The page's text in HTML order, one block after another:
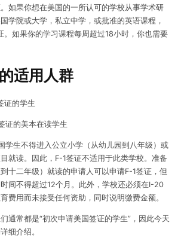
如果你想在美国的一所认可的学校从事学术研
学院或大学，私立中学，或批准的英语课程，
。如果你的学习课程每周超过18小时，你也需要
适用人群
证的学生
证的美本在读学生
学生不得进入公立小学（从幼儿园到八年级）或
就读。因此，F-1签证不适用于此类学校。准备
十二年级）就读的申请人可以申请F-1签证，但
间不得超过12个月。此外，学校还必须在I-20
费用而未接受任何资助，同时说明缴费金额。
通常都是“初次申请美国签证的学生”，因此今天
细介绍。